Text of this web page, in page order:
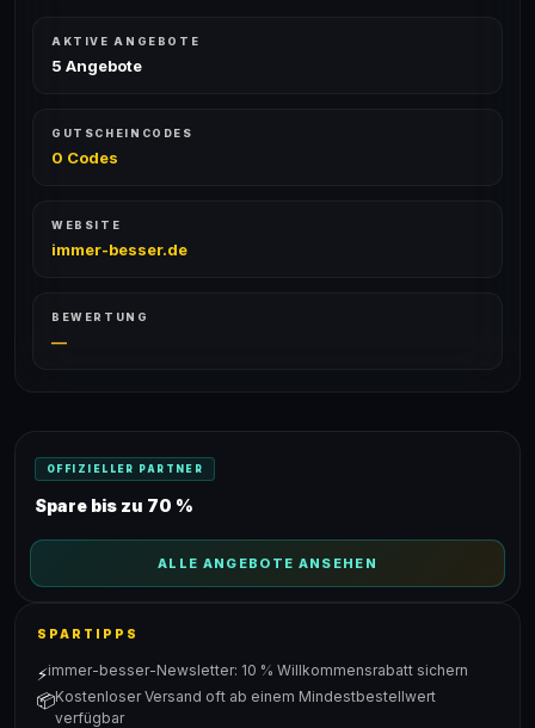
AKTIVE ANGEBOTE
5 Angebote
GUTSCHEINCODES
0 Codes
WEBSITE
immer-besser.de
BEWERTUNG
—
OFFIZIELLER PARTNER
Spare bis zu 70 %
ALLE ANGEBOTE ANSEHEN
SPARTIPPS
⚡immer-besser-Newsletter: 10 % Willkommensrabatt sichern
📦Kostenloser Versand oft ab einem Mindestbestellwert
verfügbar